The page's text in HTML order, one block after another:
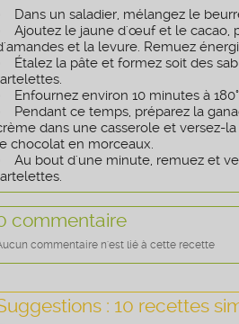
Dans un saladier, mélangez le
Ajoutez le jaune d'œuf et le cacao,
et la levure. Remuez
Étalez la pâte et formez soit des
Enfournez environ 10 minutes à
Pendant ce temps, préparez la
dans une casserole et versez-
chocolat en morceaux.
Au bout d'une minute, remuez et
commentaire
commentaire n'est lié à cette recette
: 10 recettes